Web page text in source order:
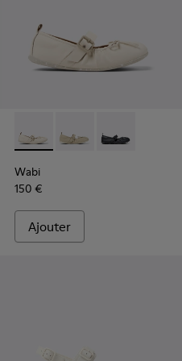
en cuir blanc pour
003
- K201962-001
Wabi - K201927-002 -
Wabi - K201927-004
Wabi -
Wabi
150 €
Ajouter